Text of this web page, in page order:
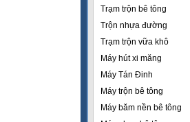
Trạm trộn bê tông
Trộn nhựa đường
Trạm trộn vữa khô
Máy hút xi măng
Máy Tán Đinh
Máy trộn bê tông
Máy băm nền bê tông